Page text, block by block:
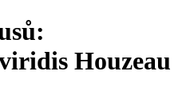
Houzeau